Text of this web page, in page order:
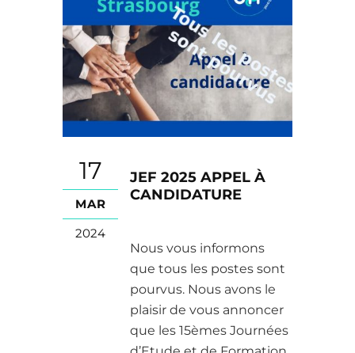
17
MAR
2024
JEF 2025 APPEL À
CANDIDATURE
Nous vous informons
que tous les postes sont
pourvus. Nous avons le
plaisir de vous annoncer
que les 15èmes Journées